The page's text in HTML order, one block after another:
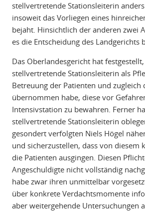
stellvertretende Stationsleiterin
insoweit das Vorliegen eines
bejaht. Hinsichtlich der anderen zwei
es die Entscheidung des Landgerichts
Das Oberlandesgericht hat
stellvertretende Stationsleiterin als
Betreuung der Patienten und zugleich
übernommen habe, diese vor
Intensivstation zu bewahren. Ferner
stellvertretende Stationsleiterin
gesondert verfolgten Niels Högel
und sicherzustellen, dass von diesem
die Patienten ausgingen. Diesen
Angeschuldigte nicht vollständig
habe zwar ihren unmittelbar
über konkrete Verdachtsmomente
aber weitergehende Untersuchungen